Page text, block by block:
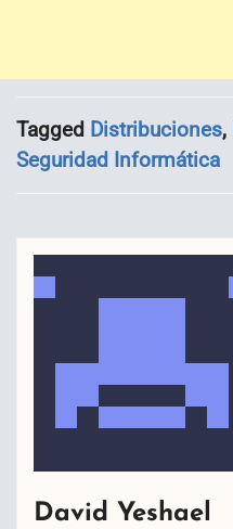
Tagged Distribuciones,
Seguridad Informática
David Yeshael